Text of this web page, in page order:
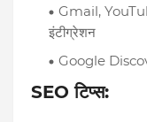
Gmail,
इंटीग्रेशन
Google
SEO टिप्स: